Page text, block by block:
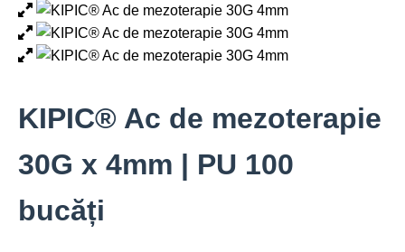
KIPIC® Ac de mezoterapie
30G x 4mm | PU 100
bucăți